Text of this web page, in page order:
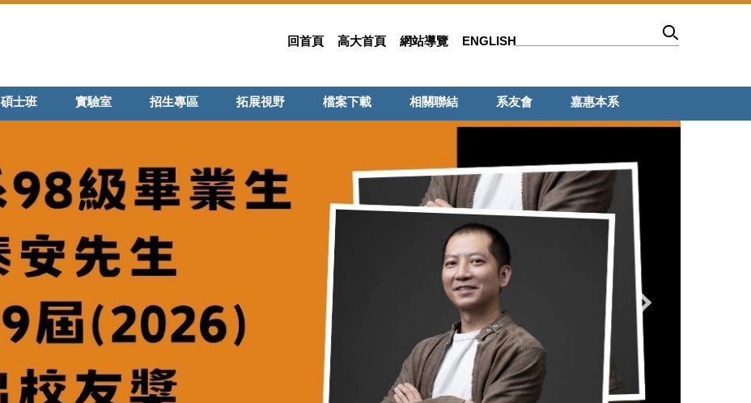
回首頁 高大首頁 網站導覽 ENGLISH
碩士班 實驗室 招生專區 拓展視野 檔案下載 相關聯結 系友會 嘉惠本系